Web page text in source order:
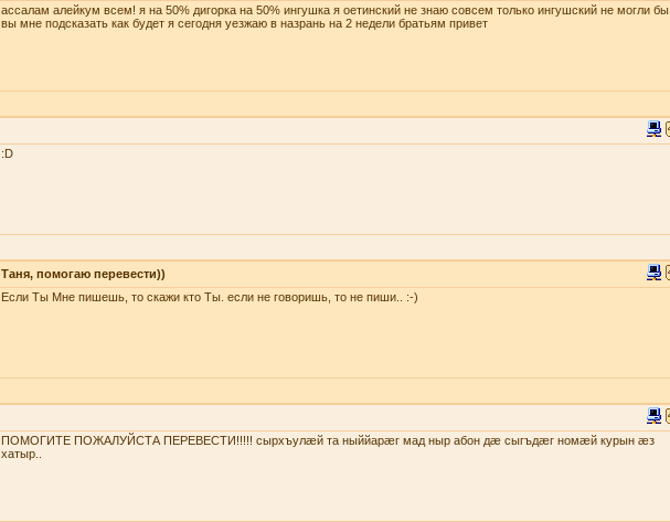
ассалам алейкум всем! я на 50% дигорка на 50% ингушка я оетинский не знаю совсем только ингушский не могли бы
вы мне подсказать как будет я сегодня уезжаю в назрань на 2 недели братьям привет
:D
Таня, помогаю перевести))
Если Ты Мне пишешь, то скажи кто Ты. если не говоришь, то не пиши.. :-)
ПОМОГИТЕ ПОЖАЛУЙСТА ПЕРЕВЕСТИ!!!!! сырхъулæй та ныййарæг мад ныр абон дæ сыгъдæг номæй курын æз
хатыр..